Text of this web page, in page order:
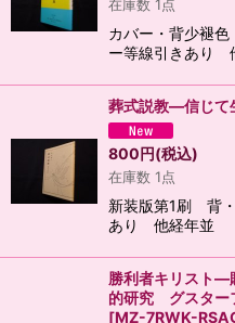
在庫数 1点
カバー・背少褪
ー等線引きあり
葬式説教―信じ
800円(税込)
在庫数 1点
新装版第1刷 背
あり 他経年並
勝利者キリスト―
的研究 グスター
[MZ-7RWK-